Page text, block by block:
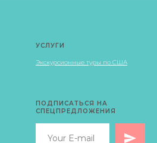
УСЛУГИ
Экскурсионные туры по США
ПОДПИСАТЬСЯ НА
СПЕЦПРЕДЛОЖЕНИЯ